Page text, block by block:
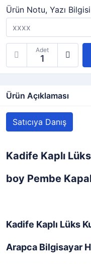
Ürün Notu, Yazı Bilgisi
Adet
Ürün Açıklaması
Satıcıya Danış
Kadife Kaplı
boy Pembe
Kadife Kaplı Lüks
Arapca Bilgisayar